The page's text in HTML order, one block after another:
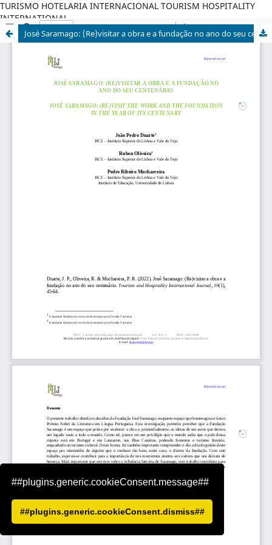
##plugins.generic.cookieConsent.message##
##plugins.generic.cookieConsent.dismiss##
TURISMO HOTELARIA INTERNACIONAL TOURISM HOSPITALITY
INTERNATIONAL
José Saramago: (Re)visitar a obra e a fundação no ano do seu centenário